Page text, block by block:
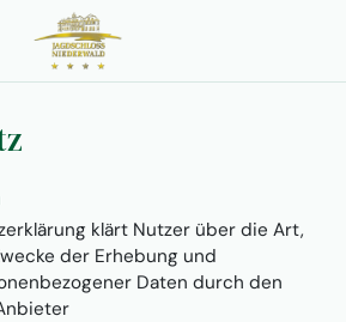
klärt Nutzer über die Art,
der Erhebung und
Daten durch den